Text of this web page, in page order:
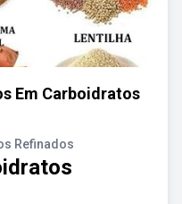
Em Carboidratos
Refinados